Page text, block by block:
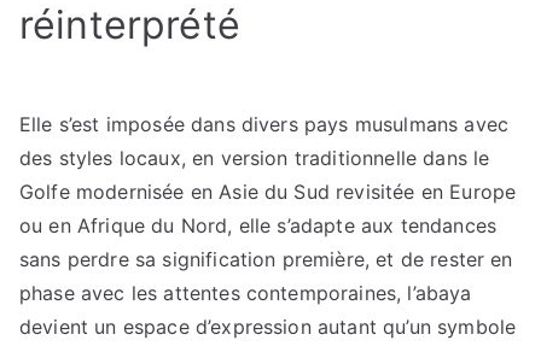
réinterprété
Elle s’est imposée dans divers pays musulmans avec
des styles locaux, en version traditionnelle dans le
Golfe modernisée en Asie du Sud revisitée en Europe
ou en Afrique du Nord, elle s’adapte aux tendances
sans perdre sa signification première, et de rester en
phase avec les attentes contemporaines, l’abaya
devient un espace d’expression autant qu’un symbole